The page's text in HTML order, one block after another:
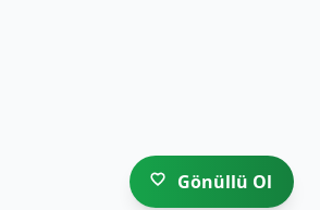
Gönüllü Ol